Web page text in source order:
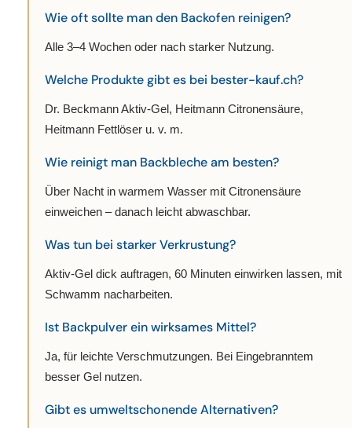
Wie oft sollte man den Backofen reinigen?
Alle 3–4 Wochen oder nach starker Nutzung.
Welche Produkte gibt es bei bester-kauf.ch?
Dr. Beckmann Aktiv-Gel, Heitmann Citronensäure,
Heitmann Fettlöser u. v. m.
Wie reinigt man Backbleche am besten?
Über Nacht in warmem Wasser mit Citronensäure
einweichen – danach leicht abwaschbar.
Was tun bei starker Verkrustung?
Aktiv-Gel dick auftragen, 60 Minuten einwirken lassen, mit
Schwamm nacharbeiten.
Ist Backpulver ein wirksames Mittel?
Ja, für leichte Verschmutzungen. Bei Eingebranntem
besser Gel nutzen.
Gibt es umweltschonende Alternativen?